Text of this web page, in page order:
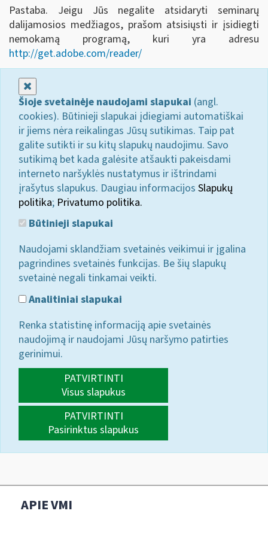
Pastaba. Jeigu Jūs negalite atsidaryti seminarų
dalijamosios medžiagos, prašom atsisiųsti ir įsidiegti
nemokamą programą, kuri yra adresu
http://get.adobe.com/reader/
Šioje svetainėje naudojami slapukai (angl.
cookies). Būtinieji slapukai įdiegiami automatiškai
ir jiems nėra reikalingas Jūsų sutikimas. Taip pat
galite sutikti ir su kitų slapukų naudojimu. Savo
sutikimą bet kada galėsite atšaukti pakeisdami
interneto naršyklės nustatymus ir ištrindami
įrašytus slapukus. Daugiau informacijos Slapukų
politika; Privatumo politika.
Būtinieji slapukai
Naudojami sklandžiam svetainės veikimui ir įgalina
pagrindines svetainės funkcijas. Be šių slapukų
svetainė negali tinkamai veikti.
Analitiniai slapukai
Renka statistinę informaciją apie svetainės
naudojimą ir naudojami Jūsų naršymo patirties
gerinimui.
PATVIRTINTI
Visus slapukus
PATVIRTINTI
Pasirinktus slapukus
APIE VMI